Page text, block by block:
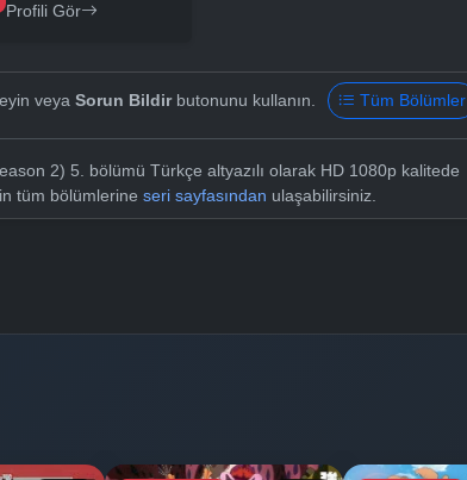
Profili Gör
veya Sorun Bildirbutonunu kullanın. Tüm Bölümler
2) 5. bölümü Türkçe altyazılı olarak HD 1080p kalitede
tüm bölümlerine seri sayfasından ulaşabilirsiniz.